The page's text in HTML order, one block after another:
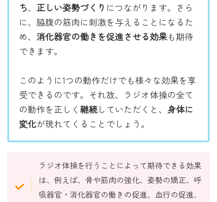
ち、 正しい姿勢づくり につながります。さら
に、脇腹の筋肉に刺激を与えることになるた
め、 消化器官の働きを促進させる効果も期待
できます。
このように1つの動作だけでも様々な効果を享
受できるのです。それ故、ラジオ体操の全て
の動作を正しく 継続していただくと、 身体に
変化が現れてくることでしょう。
ラジオ体操を行うことによって期待できる効果
は、例えば、骨や筋肉の強化、姿勢の矯正、呼
吸器官・消化器官の働きの促進、血行の促進、